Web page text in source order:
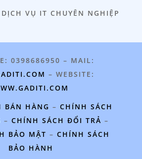
DỊCH VỤ IT CHUYÊN NGHIỆP
0398686950 – MAIL:
– WEBSITE:
BÁN HÀNG –CHÍNH SÁCH
–CHÍNH SÁCH ĐỔI TRẢ –
BẢO MẬT – CHÍNH SÁCH
BẢO HÀNH